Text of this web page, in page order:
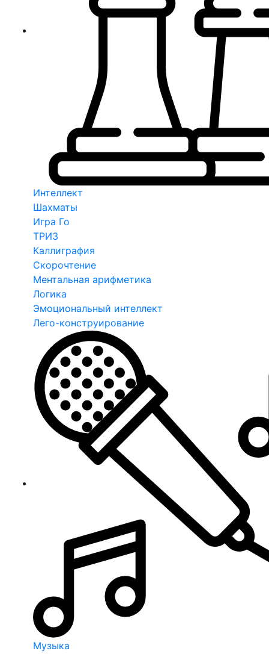
Интеллект
Шахматы
Игра Го
ТРИЗ
Каллиграфия
Скорочтение
Ментальная арифметика
Логика
Эмоциональный интеллект
Лего-конструирование
Музыка